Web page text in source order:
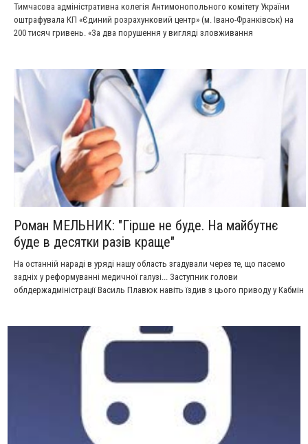
Тимчасова адміністративна колегія Антимонопольного комітету України
оштрафувала КП «Єдиний розрахунковий центр» (м. Івано-Франківськ) на
200 тисяч гривень. «За два порушення у вигляді зловживання
говоримо з директором КП «Єдиний розрахунковий центр» Вадимом
Войтиком.
Роман МЕЛЬНИК: "Гірше не буде. На майбутнє
буде в десятки разів краще"
На останній нараді в уряді нашу область згадували через те, що пасемо
задніх у реформуванні медичної галузі... Заступник голови
облдержадміністрації Василь Плавюк навіть їздив з цього приводу у Кабмін